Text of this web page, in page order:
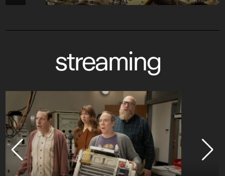
streaming